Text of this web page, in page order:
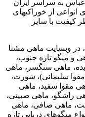
به سراسر ایران
از خوراکیهای
کیفیت با سایر
در وبسایت ماهی مشتا
و میگو تازه جنوب،
ماهی سنگسر، ماهی
سلیمانی)، شورت،
مقوا سفید، ماهی
راشگو، ماهی صبیتی،
ماهی صافی، ماهی
میگوهای دریایی تازه